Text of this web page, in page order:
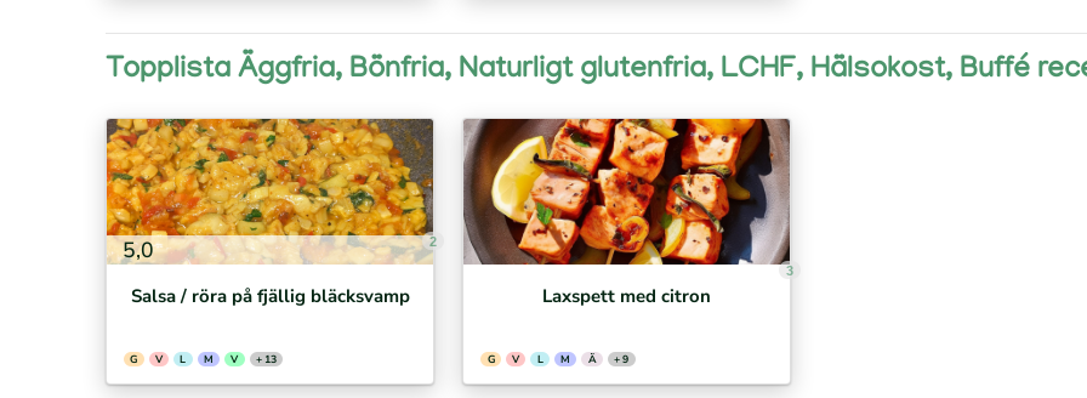
Topplista Äggfria, Bönfria, Naturligt glutenfria, LCHF, Hälsokost, Buffé
5,0 2
Salsa / röra på fjällig bläcksvamp
G V L M V + 13
3
Laxspett med citron
G V L M Ä + 9